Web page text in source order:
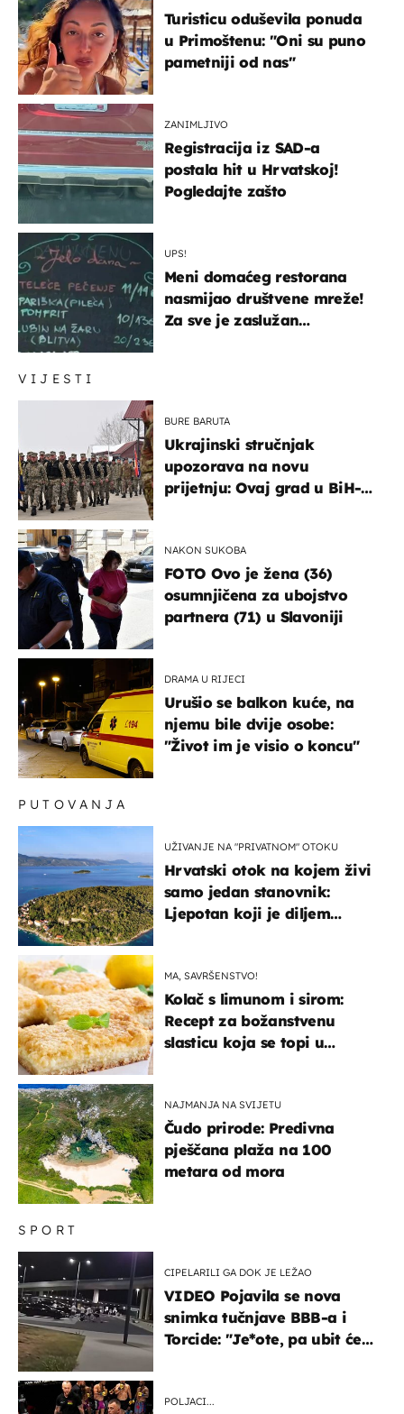
VIJESTI
BURE BARUTA
Ukrajinski stručnjak
upozorava na novu
prijetnju: Ovaj grad u BiH-u
NAKON SUKOBA
FOTO Ovo je žena (36)
osumnjičena za ubojstvo
partnera (71) u Slavoniji
DRAMA U RIJECI
Urušio se balkon kuće, na
njemu bile dvije osobe:
"Život im je visio o koncu"
Turisticu oduševila ponuda
u Primoštenu: "Oni su puno
pametniji od nas"
ZANIMLJIVO
Registracija iz SAD-a
postala hit u Hrvatskoj!
Pogledajte zašto
UPS!
Meni domaćeg restorana
nasmijao društvene mreže!
Za sve je zaslužan
SPORT
CIPELARILI GA DOK JE LEŽAO
VIDEO Pojavila se nova
snimka tučnjave BBB-a i
Torcide: "Je*ote, pa ubit će
POLJACI...
PUTOVANJA
UŽIVANJE NA "PRIVATNOM" OTOKU
Hrvatski otok na kojem živi
samo jedan stanovnik:
Ljepotan koji je diljem
MA, SAVRŠENSTVO!
Kolač s limunom i sirom:
Recept za božanstvenu
slasticu koja se topi u
NAJMANJA NA SVIJETU
Čudo prirode: Predivna
pješčana plaža na 100
metara od mora